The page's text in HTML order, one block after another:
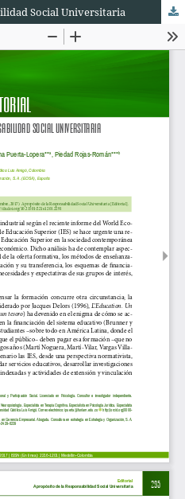
Social Universitaria